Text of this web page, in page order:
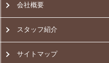
会社概要
スタッフ紹介
サイトマップ